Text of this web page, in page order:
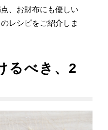
、お財布にも優しい
レシピをご紹介しま
るべき、2